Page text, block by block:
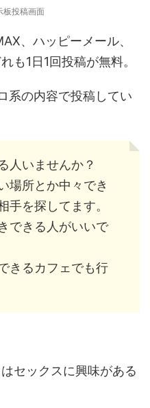
板投稿画面
、ハッピーメール、
も1日1回投稿が無料。
系の内容で投稿してい
人いませんか？
場所とか中々でき
手を探してます。
できる人がいいで
きるカフェでも行
セックスに興味がある